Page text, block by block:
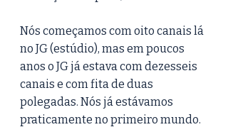
Nós começamos com oito canais lá
no JG (estúdio), mas em poucos
anos o JG já estava com dezesseis
canais e com fita de duas
polegadas. Nós já estávamos
praticamente no primeiro mundo.